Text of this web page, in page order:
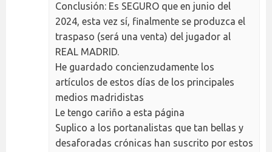
Conclusión: Es SEGURO que en junio del
2024, esta vez sí, finalmente se produzca el
traspaso (será una venta) del jugador al
REAL MADRID.
He guardado concienzudamente los
artículos de estos días de los principales
medios madridistas
Le tengo cariño a esta página
Suplico a los portanalistas que tan bellas y
desaforadas crónicas han suscrito por estos